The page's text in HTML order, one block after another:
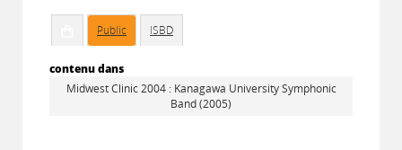
Public ISBD
contenu dans
Midwest Clinic 2004 : Kanagawa University Symphonic
Band (2005)